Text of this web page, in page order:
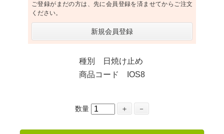
ご登録がまだの方は、先に会員登録を済ませてからご注文
ください。
新規会員登録
種別 日焼け止め
商品コード IOS8
数量 ＋ －